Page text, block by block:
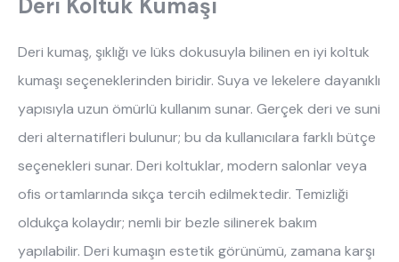
Deri Koltuk Kumaşı
Deri kumaş, şıklığı ve lüks dokusuyla bilinen en iyi koltuk
kumaşı seçeneklerinden biridir. Suya ve lekelere dayanıklı
yapısıyla uzun ömürlü kullanım sunar. Gerçek deri ve suni
deri alternatifleri bulunur; bu da kullanıcılara farklı bütçe
seçenekleri sunar. Deri koltuklar, modern salonlar veya
ofis ortamlarında sıkça tercih edilmektedir. Temizliği
oldukça kolaydır; nemli bir bezle silinerek bakım
yapılabilir. Deri kumaşın estetik görünümü, zamana karşı